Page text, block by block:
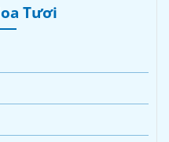
Tươi